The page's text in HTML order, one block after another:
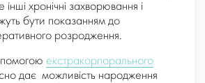
хронічні захворювання і
бути показанням до
розродження.
екстракорпорального
дає можливість народження